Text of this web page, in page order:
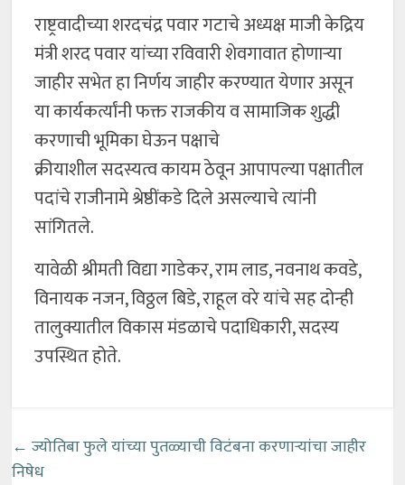
राष्ट्रवादीच्या शरदचंद्र पवार गटाचे अध्यक्ष माजी केद्रिय
मंत्री शरद पवार यांच्या रविवारी शेवगावात होणाऱ्या
जाहीर सभेत हा निर्णय जाहीर करण्यात येणार असून
या कार्यकर्त्यांनी फक्त राजकीय व सामाजिक शुद्धी
करणाची भूमिका घेऊन पक्षाचे
क्रीयाशील सदस्यत्व कायम ठेवून आपापल्या पक्षातील
पदांचे राजीनामे श्रेष्ठींकडे दिले असल्याचे त्यांनी
सांगितले.
यावेळी श्रीमती विद्या गाडेकर, राम लाड, नवनाथ कवडे,
विनायक नजन, विठ्ठल बिडे, राहूल वरे यांचे सह दोन्ही
तालुक्यातील विकास मंडळाचे पदाधिकारी, सदस्य
उपस्थित होते.
← ज्योतिबा फुले यांच्या पुतळ्याची विटंबना करणाऱ्यांचा जाहीर
निषेध